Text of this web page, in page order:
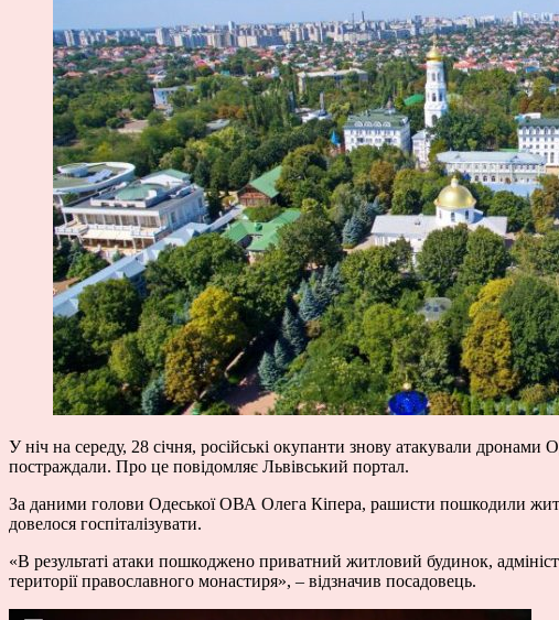
У ніч на середу, 28 січня, російські окупанти знову атакували
постраждали. Про це повідомляє Львівський портал.
За даними голови Одеської ОВА Олега Кіпера, рашисти пошкодили
довелося госпіталізувати.
«В результаті атаки пошкоджено приватний житловий будинок,
території православного монастиря», – відзначив посадовець.